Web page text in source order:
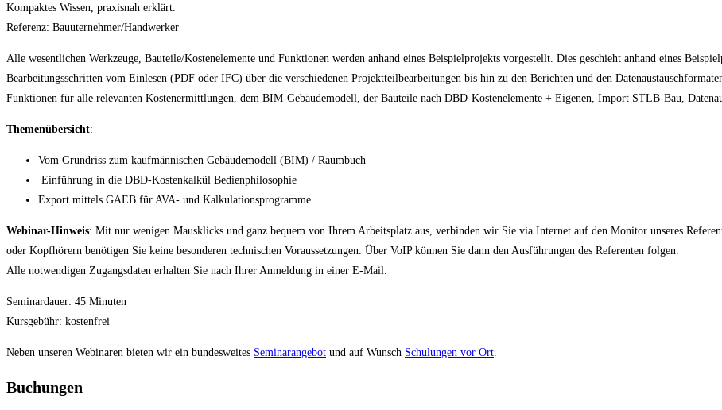
Kompaktes Wissen, praxisnah erklärt.
Referenz: Bauuternehmer/Handwerker
Alle wesentlichen Werkzeuge, Bauteile/Kostenelemente und Funktionen werden anhand eines Beispielprojekts vorgestellt. Dies geschieht anhand eines
Bearbeitungsschritten vom Einlesen (PDF oder IFC) über die verschiedenen Projektteilbearbeitungen bis hin zu den Berichten und den
Funktionen für alle relevanten Kostenermittlungen, dem BIM-Gebäudemodell, der Bauteile nach DBD-Kostenelemente + Eigenen, Import STLB-Bau,
Themenübersicht:
Vom Grundriss zum kaufmännischen Gebäudemodell (BIM) / Raumbuch
Einführung in die DBD-Kostenkalkül Bedienphilosophie
Export mittels GAEB für AVA- und Kalkulationsprogramme
Webinar-Hinweis: Mit nur wenigen Mausklicks und ganz bequem von Ihrem Arbeitsplatz aus, verbinden wir Sie via Internet auf den Monitor unseres
oder Kopfhörern benötigen Sie keine besonderen technischen Voraussetzungen. Über VoIP können Sie dann den Ausführungen des Referenten folgen.
Alle notwendigen Zugangsdaten erhalten Sie nach Ihrer Anmeldung in einer E-Mail.
Seminardauer: 45 Minuten
Kursgebühr: kostenfrei
Neben unseren Webinaren bieten wir ein bundesweites Seminarangebot und auf Wunsch Schulungen vor Ort.
Buchungen